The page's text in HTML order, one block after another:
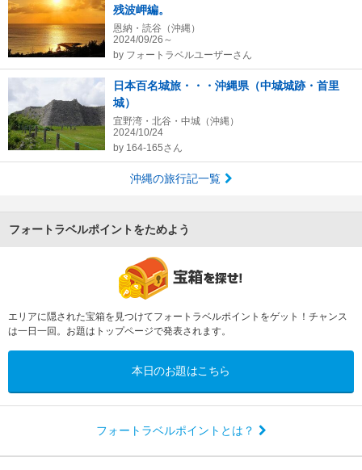
残波岬編。
恩納・読谷（沖縄）
2024/09/26～
by フォートラベルユーザーさん
日本百名城旅・・・沖縄県（中城城跡・首里
城）
宜野湾・北谷・中城（沖縄）
2024/10/24
by 164-165さん
沖縄の旅行記一覧
フォートラベルポイントをためよう
エリアに隠された宝箱を見つけてフォートラベルポイントをゲット！チャンス
は一日一回。お題はトップページで発表されます。
本日のお題はこちら
フォートラベルポイントとは？